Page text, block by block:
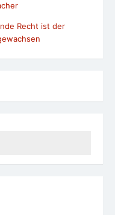
Recht ist der